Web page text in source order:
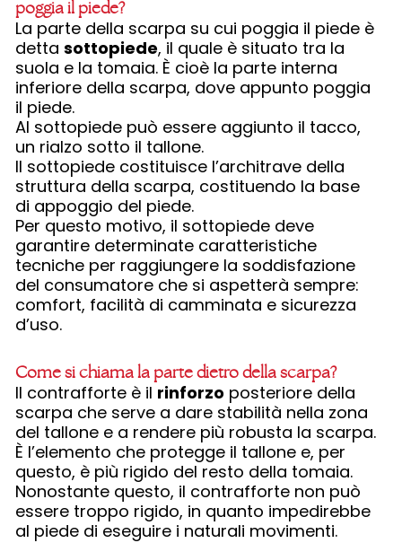
poggia il piede?
La parte della scarpa su cui poggia il piede è
detta sottopiede, il quale è situato tra la
suola e la tomaia. È cioè la parte interna
inferiore della scarpa, dove appunto poggia
il piede.
Al sottopiede può essere aggiunto il tacco,
un rialzo sotto il tallone.
Il sottopiede costituisce l’architrave della
struttura della scarpa, costituendo la base
di appoggio del piede.
Per questo motivo, il sottopiede deve
garantire determinate caratteristiche
tecniche per raggiungere la soddisfazione
del consumatore che si aspetterà sempre:
comfort, facilità di camminata e sicurezza
d’uso.
Come si chiama la parte dietro della scarpa?
Il contrafforte è il rinforzo posteriore della
scarpa che serve a dare stabilità nella zona
del tallone e a rendere più robusta la scarpa.
È l’elemento che protegge il tallone e, per
questo, è più rigido del resto della tomaia.
Nonostante questo, il contrafforte non può
essere troppo rigido, in quanto impedirebbe
al piede di eseguire i naturali movimenti.